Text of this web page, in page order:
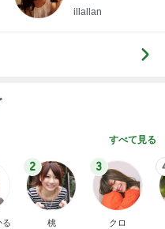
illallan
すべて見る
る
2
桃
3
クロ